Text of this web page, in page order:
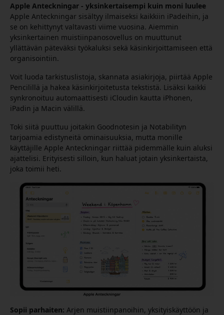
Apple Anteckningar - yksinkertaisempi kuin moni luulee
Apple Anteckningar sisältyy ilmaiseksi kaikkiin iPadeihin, ja
se on kehittynyt valtavasti viime vuosina. Aiemmin
yksinkertainen muistiinpanosovellus on muuttunut
yllättävän päteväksi työkaluksi sekä käsinkirjoittamiseen että
organisointiin.
Voit luoda tarkistuslistoja, skannata asiakirjoja, piirtää Apple
Pencilillä ja hakea käsinkirjoitetusta tekstistä. Lisäksi kaikki
synkronoituu automaattisesti iCloudin kautta iPhonen,
iPadin ja Macin välillä.
Toki siitä puuttuu joitakin Goodnotesin ja Notabilityn
tarjoamia edistyneitä ominaisuuksia, mutta monille
käyttäjille Apple Anteckningar riittää pidemmälle kuin aluksi
ajattelisi. Erityisesti silloin, kun haluat jotain yksinkertaista,
joka toimii heti.
Sopii parhaiten: Arjen muistiinpanoihin, yksityiskäyttöön ja